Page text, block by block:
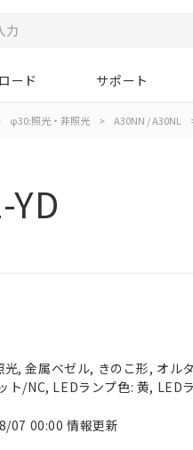
ード サポート
φ30:照光・非照光 > A30NN / A30NL
, 金属ベゼル, きのこ形, オル
ト/NC, LEDランプ色: 黄, LED
07 00:00 情報更新